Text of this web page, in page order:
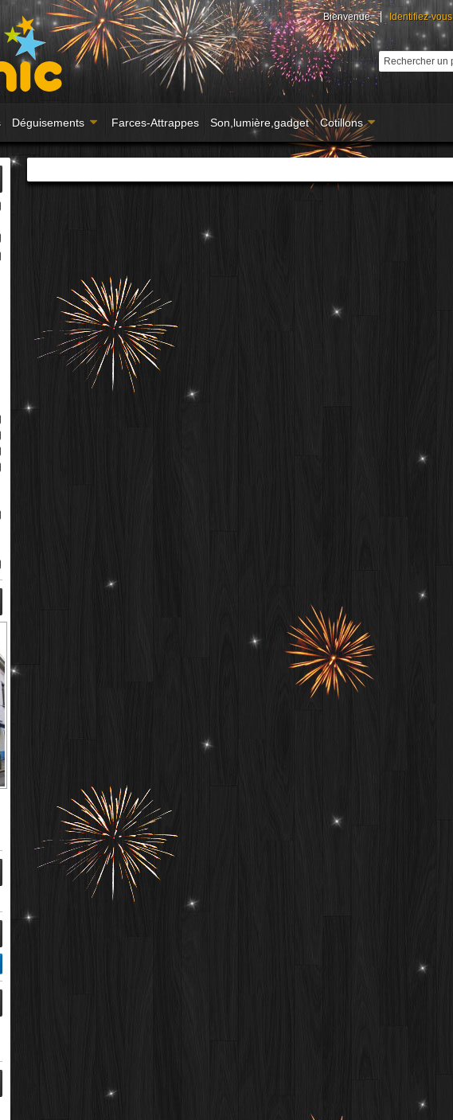
Bienvenue Identifiez-vous
Déguisements Farces-Attrappes Son,lumière,gadget Cotillons